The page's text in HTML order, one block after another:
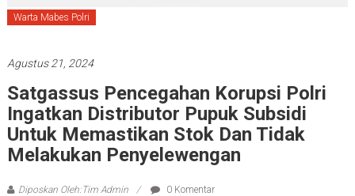
Warta Mabes Polri
Agustus 21, 2024
Satgassus Pencegahan Korupsi Polri
Ingatkan Distributor Pupuk Subsidi
Untuk Memastikan Stok Dan Tidak
Melakukan Penyelewengan
Diposkan Oleh:Tim Admin 0 Komentar